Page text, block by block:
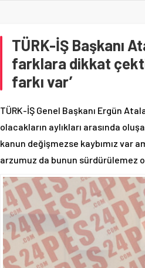
TÜRK-İŞ Başkanı
farklara dikkat
farkı var’
TÜRK-İŞ Genel Başkanı Ergün
olacakların aylıkları arasında
kanun değişmezse kaybımız var
arzumuz da bunun sürdürülemez